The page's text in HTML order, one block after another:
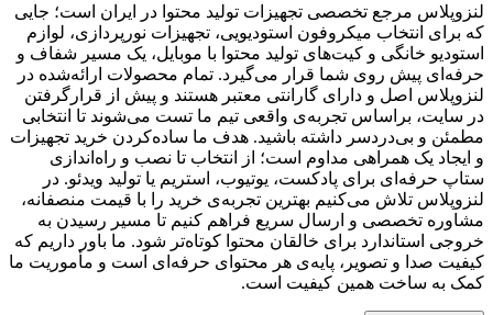
لنزوپلاس مرجع تخصصی تجهیزات تولید محتوا در ایران است؛ جایی
که برای انتخاب میکروفون استودیویی، تجهیزات نورپردازی، لوازم
استودیو خانگی و کیت‌های تولید محتوا با موبایل، یک مسیر شفاف و
حرفه‌ای پیش روی شما قرار می‌گیرد. تمام محصولات ارائه‌شده در
لنزوپلاس اصل و دارای گارانتی معتبر هستند و پیش از قرارگرفتن
در سایت، براساس تجربه‌ی واقعی تیم ما تست می‌شوند تا انتخابی
مطمئن و بی‌دردسر داشته باشید. هدف ما ساده‌کردن خرید تجهیزات
و ایجاد یک همراهی مداوم است؛ از انتخاب تا نصب و راه‌اندازی
ستاپ حرفه‌ای برای پادکست، یوتیوب، استریم یا تولید ویدئو. در
لنزوپلاس تلاش می‌کنیم بهترین تجربه‌ی خرید را با قیمت منصفانه،
مشاوره تخصصی و ارسال سریع فراهم کنیم تا مسیر رسیدن به
خروجی استاندارد برای خالقان محتوا کوتاه‌تر شود. ما باور داریم که
کیفیت صدا و تصویر، پایه‌ی هر محتوای حرفه‌ای است و مأموریت ما
کمک به ساخت همین کیفیت است.